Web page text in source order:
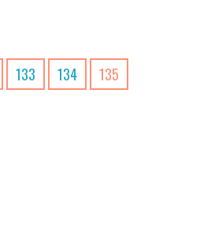
133 134 135